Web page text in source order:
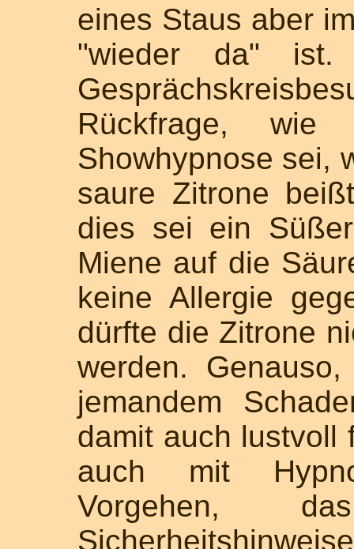
eines Staus aber
"wieder da"
Rückfrage,
Showhypnose sei,
saure Zitrone
dies sei ein
Miene auf die
keine Allergie
dürfte die Zitrone
werden.
jemandem
damit auch lustvoll
auch mit
Vorgehen,